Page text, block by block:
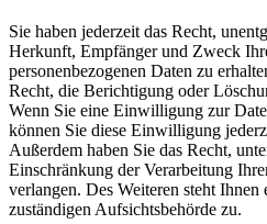
Sie haben jederzeit das Recht,
Herkunft, Empfänger und Zweck
personenbezogenen Daten zu
Recht, die Berichtigung oder
Wenn Sie eine Einwilligung zur
können Sie diese Einwilligung
Außerdem haben Sie das Recht,
Einschränkung der Verarbeitung
verlangen. Des Weiteren steht
zuständigen Aufsichtsbehörde zu.